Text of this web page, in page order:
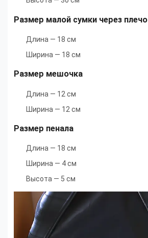
Размер малой сумки через плечо
Длина — 18 см
Ширина — 18 см
Размер мешочка
Длина — 12 см
Ширина — 12 см
Размер пенала
Длина — 18 см
Ширина — 4 см
Высота — 5 см